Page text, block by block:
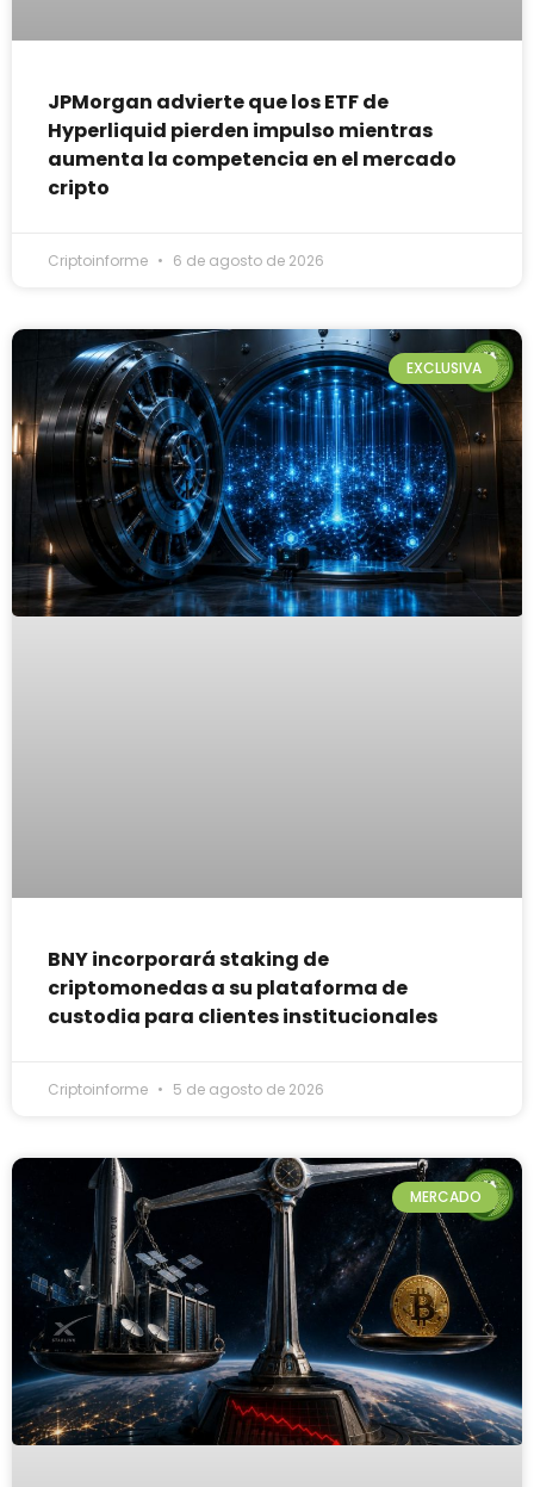
JPMorgan advierte que los ETF de
Hyperliquid pierden impulso mientras
aumenta la competencia en el mercado
cripto
Criptoinforme 6 de agosto de 2026
EXCLUSIVA
BNY incorporará staking de
criptomonedas a su plataforma de
custodia para clientes institucionales
Criptoinforme 5 de agosto de 2026
MERCADO